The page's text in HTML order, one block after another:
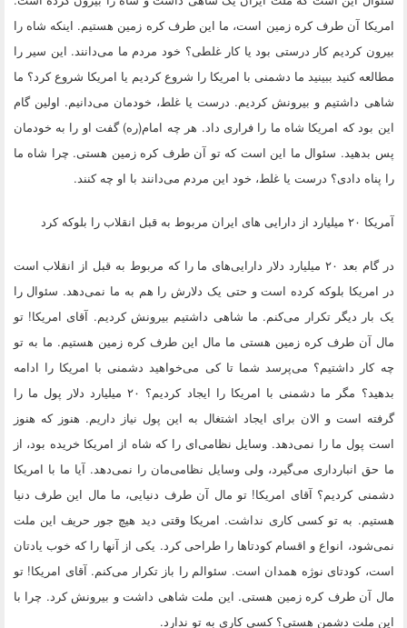
امریکا آن طرف کره زمین است، ما این طرف کره زمین هستیم. اینکه شاه را
بیرون کردیم کار درستی بود یا کار غلطی؟ خود مردم ما می‌دانند. این سیر را
مطالعه کنید ببینید ما دشمنی با امریکا را شروع کردیم یا امریکا شروع کرد؟ ما
شاهی داشتیم و بیرونش کردیم. درست یا غلط، خودمان می‌دانیم. اولین گام
این بود که امریکا شاه ما را فراری داد. هر چه امام(ره) گفت او را به خودمان
پس بدهید. سئوال ما این است که تو آن طرف کره زمین هستی. چرا شاه ما
را پناه دادی؟ درست یا غلط، خود این مردم می‌دانند با او چه کنند.
آمریکا ۲۰ میلیارد از دارایی های ایران مربوط به قبل انقلاب را بلوکه کرد
در گام بعد ۲۰ میلیارد دلار دارایی‌های ما را که مربوط به قبل از انقلاب است
در امریکا بلوکه کرده است و حتی یک دلارش را هم به ما نمی‌دهد. سئوال را
یک بار دیگر تکرار می‌کنم. ما شاهی داشتیم بیرونش کردیم. آقای امریکا! تو
مال آن طرف کره زمین هستی ما مال این طرف کره زمین هستیم. ما به تو
چه کار داشتیم؟ می‌پرسد شما تا کی می‌خواهید دشمنی با امریکا را ادامه
بدهید؟ مگر ما دشمنی با امریکا را ایجاد کردیم؟ ۲۰ میلیارد دلار پول ما را
گرفته است و الان برای ایجاد اشتغال به این پول نیاز داریم. هنوز که هنوز
است پول ما را نمی‌دهد. وسایل نظامی‌ای را که شاه از امریکا خریده بود، از
ما حق انبارداری می‌گیرد، ولی وسایل نظامی‌مان را نمی‌دهد. آیا ما با امریکا
دشمنی کردیم؟ آقای امریکا! تو مال آن طرف دنیایی، ما مال این طرف دنیا
هستیم. به تو کسی کاری نداشت. امریکا وقتی دید هیچ جور حریف این ملت
نمی‌شود، انواع و اقسام کودتاها را طراحی کرد. یکی از آنها را که خوب یادتان
است، کودتای نوژه همدان است. سئوالم را باز تکرار می‌کنم. آقای امریکا! تو
مال آن طرف کره زمین هستی. این ملت شاهی داشت و بیرونش کرد. چرا با
این ملت دشمن هستی؟ کسی کاری به تو ندارد.